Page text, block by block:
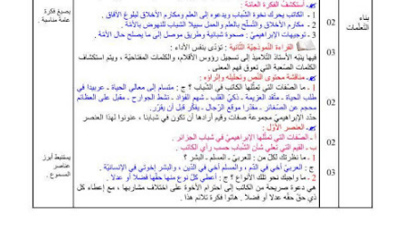
بحوث اللغة العربية
بحوث الرياضيات
بحوث التاريخ و الجغرافيا
بحوث الفيزياء و الكيمياء
بحوث العلوم الطبيعية